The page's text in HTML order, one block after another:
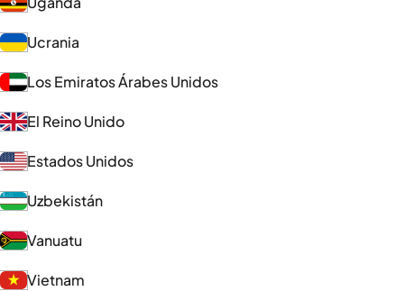
Ucrania
Los Emiratos Árabes Unidos
El Reino Unido
Estados Unidos
Uzbekistán
Vanuatu
Vietnam